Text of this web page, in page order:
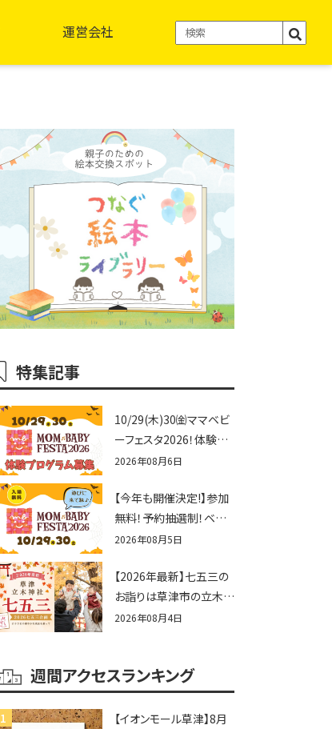
運営会社
特集記事
10/29(木)30㈮ママベビ
ーフェスタ2026！体験プ
ログラム募集♪赤ちゃん
せんか？
2026年08月6日
【今年も開催決定!】参加
無料！予約抽選制！ベビ
ーファミリー必見☆入場
ママベビーフェスタ
2026！親子で楽しもう
♪inピエリ守山
2026年08月5日
【2026年最新】七五三の
お詣りは草津市の立木神
社へ♪七五三お祝い企
2026年08月4日
週間アクセスランキング
【イオンモール草津】8月